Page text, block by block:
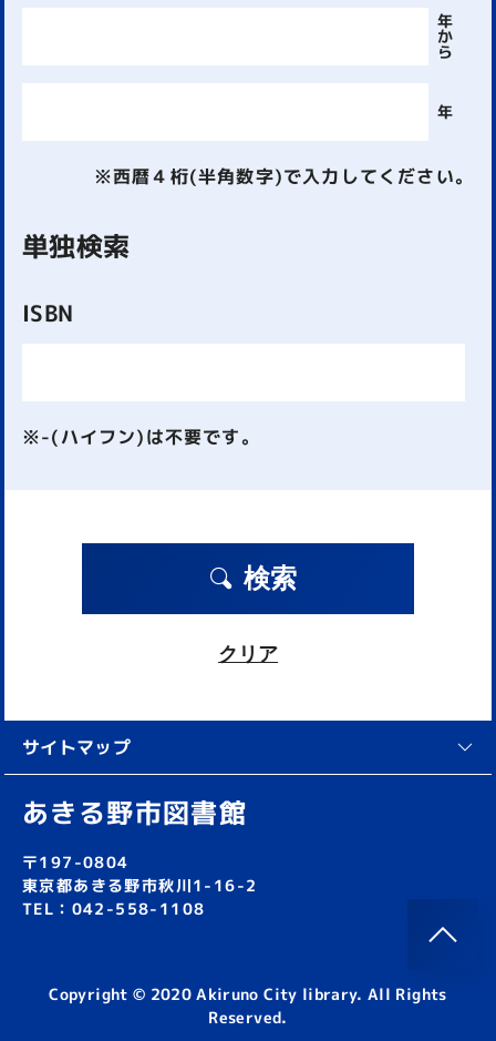
年
か
ら
年
※西暦４桁(半角数字)で入力してください。
単独検索
ISBN
※-(ハイフン)は不要です。
検索
クリア
サイトマップ
あきる野市図書館
〒197-0804
東京都あきる野市秋川1-16-2
TEL：042-558-1108
Copyright © 2020 Akiruno City library. All Rights
Reserved.